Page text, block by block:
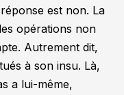
est non. La
opérations non
Autrement dit,
à son insu. Là,
a lui-même,